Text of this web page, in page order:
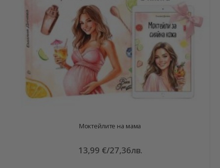
Моктейлите на мама
13,99 €/27,36лв.